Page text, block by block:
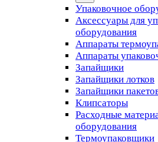
Упаковочное
Аксессуары для
оборудования
Аппараты
Аппараты
Запайщики
Запайщики лотков
Запайщики
Клипсаторы
Расходные
оборудования
Термоупаковщики